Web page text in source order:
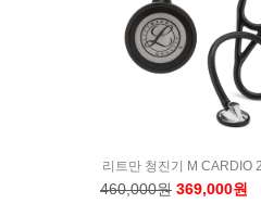
리트만 청진기 M CARDIO
460,000원 369,000원